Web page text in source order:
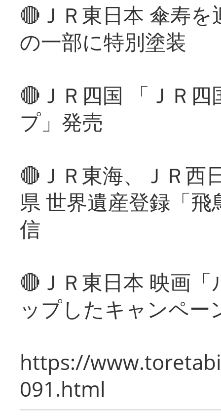
🔴ＪＲ東日本 傘寿
の一部に特別塗装
🔴ＪＲ四国 「ＪＲ
プ」発売
🔴ＪＲ東海、ＪＲ西
県 世界遺産登録「
信
🔴ＪＲ東日本 映画
ップしたキャンペー
https://
091.html